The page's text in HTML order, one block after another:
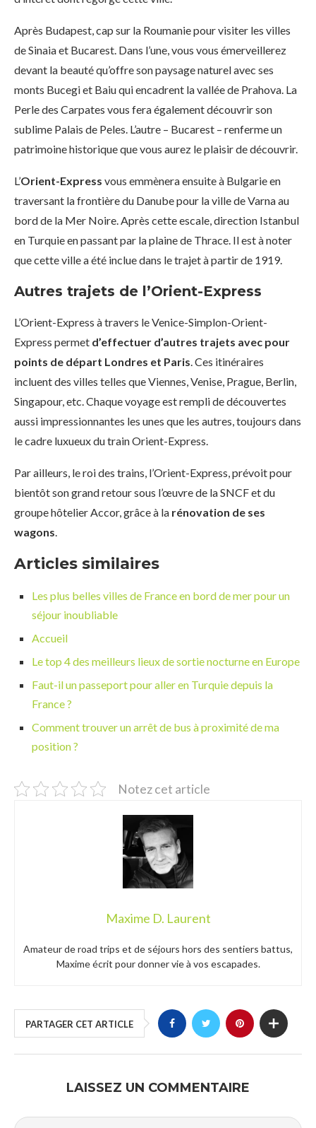
Après Budapest, cap sur la Roumanie pour visiter les villes
de Sinaia et Bucarest. Dans l’une, vous vous émerveillerez
devant la beauté qu’offre son paysage naturel avec ses
monts Bucegi et Baiu qui encadrent la vallée de Prahova. La
Perle des Carpates vous fera également découvrir son
sublime Palais de Peles. L’autre – Bucarest – renferme un
patrimoine historique que vous aurez le plaisir de découvrir.
L’Orient-Express vous emmènera ensuite à Bulgarie en
traversant la frontière du Danube pour la ville de Varna au
bord de la Mer Noire. Après cette escale, direction Istanbul
en Turquie en passant par la plaine de Thrace. Il est à noter
que cette ville a été inclue dans le trajet à partir de 1919.
Autres trajets de l’Orient-Express
L’Orient-Express à travers le Venice-Simplon-Orient-
Express permet d’effectuer d’autres trajets avec pour
points de départ Londres et Paris . Ces itinéraires
incluent des villes telles que Viennes, Venise, Prague, Berlin,
Singapour, etc. Chaque voyage est rempli de découvertes
aussi impressionnantes les unes que les autres, toujours dans
le cadre luxueux du train Orient-Express.
Par ailleurs, le roi des trains, l’Orient-Express, prévoit pour
bientôt son grand retour sous l’œuvre de la SNCF et du
groupe hôtelier Accor, grâce à la rénovation de ses
wagons
Articles similaires
Les plus belles villes de France en bord de mer pour un
séjour inoubliable
Accueil
Le top 4 des meilleurs lieux de sortie nocturne en Europe
Faut-il un passeport pour aller en Turquie depuis la
France ?
Comment trouver un arrêt de bus à proximité de ma
position ?
Notez cet article
Maxime D. Laurent
Amateur de road trips et de séjours hors des sentiers battus,
Maxime écrit pour donner vie à vos escapades.
PARTAGER CET ARTICLE
LAISSEZ UN COMMENTAIRE